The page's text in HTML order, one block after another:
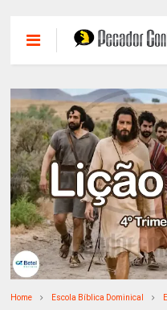
Home Escola Bíblica Dominical